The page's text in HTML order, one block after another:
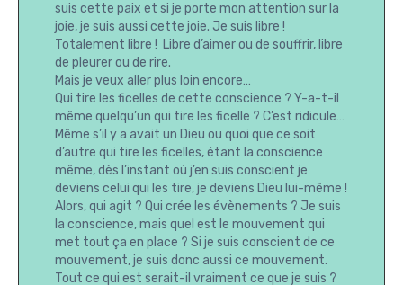
suis cette paix et si je porte mon attention sur la
joie, je suis aussi cette joie. Je suis libre !
Totalement libre ! Libre d’aimer ou de souffrir, libre
de pleurer ou de rire.
Mais je veux aller plus loin encore…
Qui tire les ficelles de cette conscience ? Y-a-t-il
même quelqu’un qui tire les ficelle ? C’est ridicule…
Même s’il y a avait un Dieu ou quoi que ce soit
d’autre qui tire les ficelles, étant la conscience
même, dès l’instant où j’en suis conscient je
deviens celui qui les tire, je deviens Dieu lui-même !
Alors, qui agit ? Qui crée les évènements ? Je suis
la conscience, mais quel est le mouvement qui
met tout ça en place ? Si je suis conscient de ce
mouvement, je suis donc aussi ce mouvement.
Tout ce qui est serait-il vraiment ce que je suis ?